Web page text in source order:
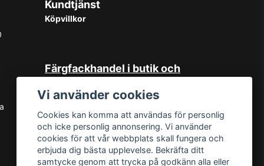
Kundtjänst
Köpvillkor
Färgfackhandel i butik och
Hos oss på Norrlandsfärg har det
sedan starten 1965 varit självklart
med god kundservice. Du kan känna
dig trygg med köp hos oss oavsett
om det är i butiken i Sundsvall eller
Vi använder cookies
Cookies kan komma att användas för personlig
och icke personlig annonsering. Vi använder
cookies för att vår webbplats skall fungera och
erbjuda dig bästa upplevelse. Bekräfta ditt
samtycke genom att trycka på godkänn alla eller